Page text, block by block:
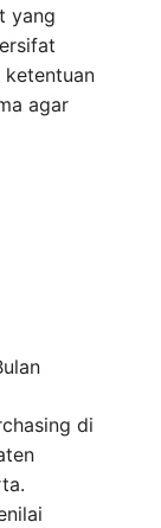
yang
ketentuan
agar
di